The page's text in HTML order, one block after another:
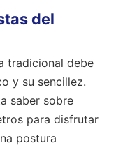
del
tradicional debe
y su sencillez.
saber sobre
para disfrutar
postura